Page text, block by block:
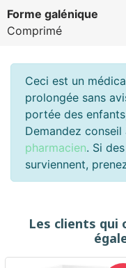
Forme galénique
Comprimé
Ceci est un
prolongée sans
portée des
Demandez
pharmacien. Si
surviennent,
Les clients qui